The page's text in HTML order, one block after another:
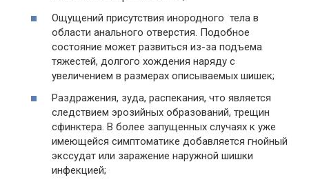
Ощущений присутствия инородного тела в
области анального отверстия. Подобное
состояние может развиться из-за подъема
тяжестей, долгого хождения наряду с
увеличением в размерах описываемых шишек;
Раздражения, зуда, распекания, что является
следствием эрозийных образований, трещин
сфинктера. В более запущенных случаях к уже
имеющейся симптоматике добавляется гнойный
экссудат или заражение наружной шишки
инфекцией;